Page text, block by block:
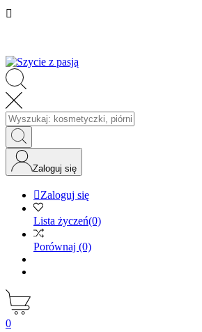

Zaloguj się
Zaloguj się
Lista życzeń(0)
Porównaj (0)
0